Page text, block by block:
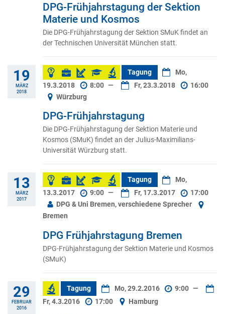
DPG-Frühjahrstagung der Sektion
Materie und Kosmos
Die DPG-Frühjahrstagung der Sektion SMuK findet an
der Technischen Universität München statt.
19
MÄRZ
2018
Tagung
Mo,
19.3.2018
8:00 — Fr, 23.3.2018
16:00
Würzburg
DPG-Frühjahrstagung
Die DPG-Frühjahrstagung der Sektion Materie und
Kosmos (SMuK) findet an der Julius-Maximilians-
Universität Würzburg statt.
13
MÄRZ
2017
Tagung
Mo,
13.3.2017
9:00 — Fr, 17.3.2017
17:00
DPG & Uni Bremen, verschiedene Sprecher
Bremen
DPG Frühjahrstagung Bremen
DPG-Frühjahrstagung der Sektion Materie und Kosmos
(SMuK)
29
FEBRUAR
2016
Tagung Mo, 29.2.2016 9:00 —
Fr, 4.3.2016
17:00 Hamburg